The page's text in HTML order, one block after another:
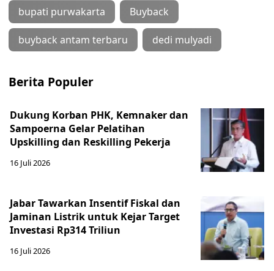
bupati purwakarta Buyback
buyback antam terbaru dedi mulyadi
Berita Populer
Dukung Korban PHK, Kemnaker dan
Sampoerna Gelar Pelatihan
Upskilling dan Reskilling Pekerja
16 Juli 2026
Jabar Tawarkan Insentif Fiskal dan
Jaminan Listrik untuk Kejar Target
Investasi Rp314 Triliun
16 Juli 2026